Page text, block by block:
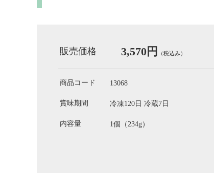
販売価格 3,570円 （税込み）
商品コード 13068
賞味期間 冷凍120日 冷蔵7日
内容量 1個（234g）